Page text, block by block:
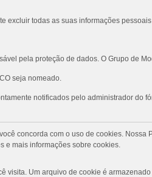
todas as suas informações
pela proteção de dados. O Grupo de
seja nomeado.
notificados pelo administrador do
concorda com o uso de cookies.
e mais informações sobre cookies.
Um arquivo de cookie é